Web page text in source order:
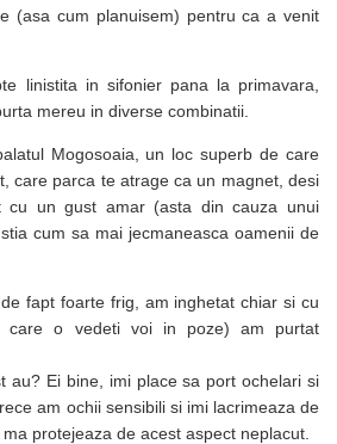
(asa cum planuisem) pentru ca a venit
linistita in sifonier pana la primavara,
mereu in diverse combinatii.
Mogosoaia, un loc superb de care
care parca te atrage ca un magnet, desi
cu un gust amar (asta din cauza unui
cum sa mai jecmaneasca oamenii de
fapt foarte frig, am inghetat chiar si cu
care o vedeti voi in poze) am purtat
au? Ei bine, imi place sa port ochelari si
am ochii sensibili si imi lacrimeaza de
protejeaza de acest aspect neplacut.